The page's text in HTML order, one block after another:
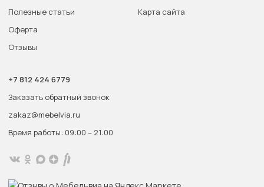
Полезные статьи
Оферта
Отзывы
Карта сайта
+7 812 424 6779
Заказать обратный звонок
zakaz@mebelvia.ru
Время работы: 09:00 – 21:00